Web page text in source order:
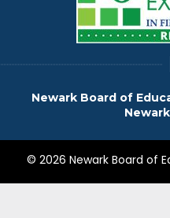
Newark Board of
© 2026 Newark Board of